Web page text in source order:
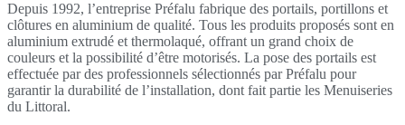
Depuis 1992, l’entreprise Préfalu fabrique des portails, portillons et
clôtures en aluminium de qualité. Tous les produits proposés sont en
aluminium extrudé et thermolaqué, offrant un grand choix de
couleurs et la possibilité d’être motorisés. La pose des portails est
effectuée par des professionnels sélectionnés par Préfalu pour
garantir la durabilité de l’installation, dont fait partie les Menuiseries
du Littoral.